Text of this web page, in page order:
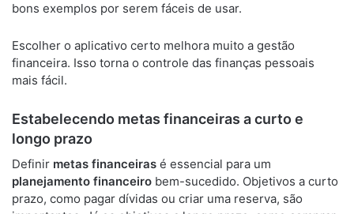
bons exemplos por serem fáceis de usar.
Escolher o aplicativo certo melhora muito a gestão
financeira. Isso torna o controle das finanças pessoais
mais fácil.
Estabelecendo metas financeiras a curto e
longo prazo
Definir metas financeiras é essencial para um
planejamento financeiro bem-sucedido. Objetivos a curto
prazo, como pagar dívidas ou criar uma reserva, são